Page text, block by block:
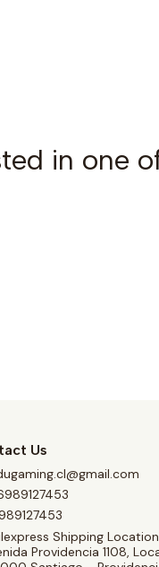
in one
Us
Shipping Location
Providencia 1108,